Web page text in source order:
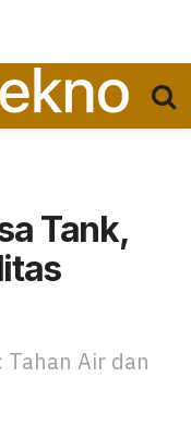
Tank,
Tahan Air dan